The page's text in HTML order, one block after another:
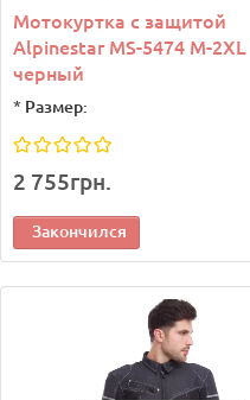
Мотокуртка с защитой
Alpinestar MS-5474 M-2XL
черный
* Размер:
2 755грн.
Закончился